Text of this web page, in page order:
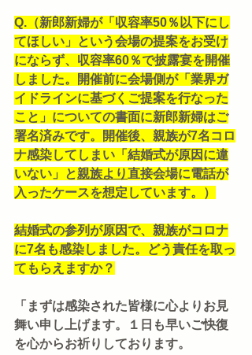
Q.（新郎新婦が「収容率50％以下にし
てほしい」という会場の提案をお受け
にならず、収容率60％で披露宴を開催
しました。開催前に会場側が「業界ガ
イドラインに基づくご提案を行なった
こと」についての書面に新郎新婦はご
署名済みです。開催後、親族が7名コロ
ナ感染してしまい「結婚式が原因に違
いない」と親族より直接会場に電話が
入ったケースを想定しています。）
結婚式の参列が原因で、親族がコロナ
に7名も感染しました。どう責任を取っ
てもらえますか？
「まずは感染された皆様に心よりお見
舞い申し上げます。１日も早いご快復
を心からお祈りしております。